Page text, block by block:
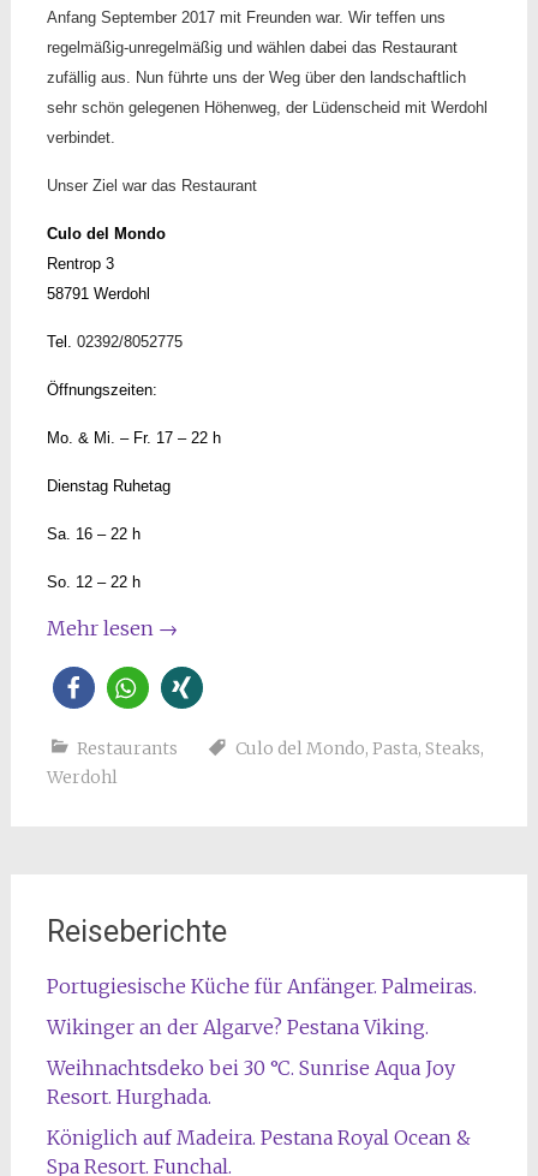
Anfang September 2017 mit Freunden war. Wir teffen uns
regelmäßig-unregelmäßig und wählen dabei das Restaurant
zufällig aus. Nun führte uns der Weg über den landschaftlich
sehr schön gelegenen Höhenweg, der Lüdenscheid mit Werdohl
verbindet.
Unser Ziel war das Restaurant
Culo del Mondo
Rentrop 3
58791 Werdohl
Tel. 02392/8052775
Öffnungszeiten:
Mo. & Mi. – Fr. 17 – 22 h
Dienstag Ruhetag
Sa. 16 – 22 h
So. 12 – 22 h
Mehr lesen →
Restaurants Culo del Mondo, Pasta, Steaks,
Werdohl
Reiseberichte
Portugiesische Küche für Anfänger. Palmeiras.
Wikinger an der Algarve? Pestana Viking.
Weihnachtsdeko bei 30 °C. Sunrise Aqua Joy
Resort. Hurghada.
Königlich auf Madeira. Pestana Royal Ocean &
Spa Resort. Funchal.